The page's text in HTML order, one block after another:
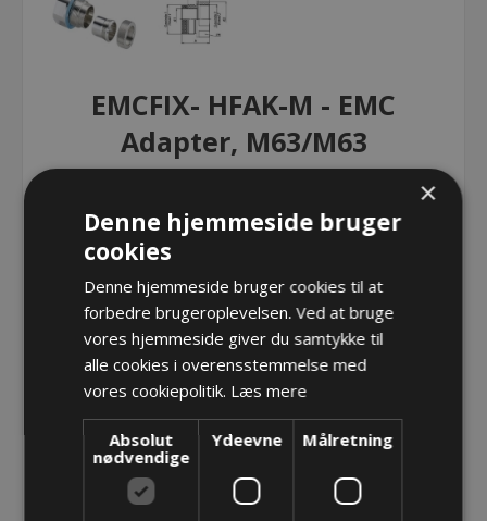
EMCFIX- HFAK-M - EMC
Adapter, M63/M63
M63/M63
EMCFIX- HFAK-M - EMC Adapter, M63/M63
Varenr.: HFAK-M63/M63-14
Producent: PMA - ABB Schweitzerland Ltd
Opret konto for at se priser
×
Denne hjemmeside bruger
cookies
Denne hjemmeside bruger cookies til at
forbedre brugeroplevelsen. Ved at bruge
vores hjemmeside giver du samtykke til
alle cookies i overensstemmelse med
vores cookiepolitik. Læs mere
Absolut
nødvendige
Ydeevne Målretning